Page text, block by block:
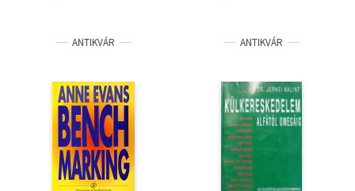
ANTIKVÁR ANTIKVÁR